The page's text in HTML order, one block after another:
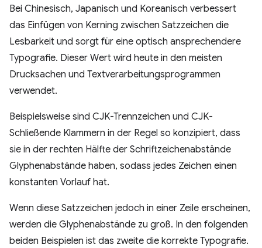
Bei Chinesisch, Japanisch und Koreanisch verbessert
das Einfügen von Kerning zwischen Satzzeichen die
Lesbarkeit und sorgt für eine optisch ansprechendere
Typografie. Dieser Wert wird heute in den meisten
Drucksachen und Textverarbeitungsprogrammen
verwendet.
Beispielsweise sind CJK-Trennzeichen und CJK-
Schließende Klammern in der Regel so konzipiert, dass
sie in der rechten Hälfte der Schriftzeichenabstände
Glyphenabstände haben, sodass jedes Zeichen einen
konstanten Vorlauf hat.
Wenn diese Satzzeichen jedoch in einer Zeile erscheinen,
werden die Glyphenabstände zu groß. In den folgenden
beiden Beispielen ist das zweite die korrekte Typografie.